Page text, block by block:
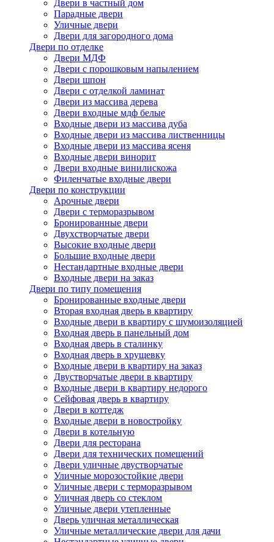
Двери в частный дом
Парадные двери
Уличные двери
Двери для загородного дома
Двери по отделке
Двери МДФ
Двери с порошковым напылением
Двери шпон
Двери с отделкой ламинат
Двери из массива дерева
Двери входные мдф белые
Входные двери из массива дуба
Входные двери из массива лиственницы
Входные двери из массива ясеня
Входные двери винорит
Двери входные винилискожа
Филенчатые входные двери
Двери по конструкции
Арочные двери
Двери с терморазрывом
Бронированные двери
Двухстворчатые двери
Высокие входные двери
Большие входные двери
Нестандартные входные двери
Входные двери на заказ
Двери по типу помещения
Бронированные входные двери
Вторая входная дверь в квартиру
Входные двери в квартиру с шумоизоляцией
Входная дверь в панельный дом
Входная дверь в сталинку
Входная дверь в хрущевку
Входные двери в квартиру на заказ
Двустворчатые двери в квартиру
Входные двери в квартиру недорого
Сейфовая дверь в квартиру
Двери в коттедж
Входные двери в новостройку
Двери в котельную
Двери для ресторана
Двери для технических помещений
Двери уличные двустворчатые
Уличные морозостойкие двери
Уличные двери с терморазрывом
Уличная дверь со стеклом
Уличные двери утепленные
Дверь уличная металлическая
Уличные металлические двери для дачи